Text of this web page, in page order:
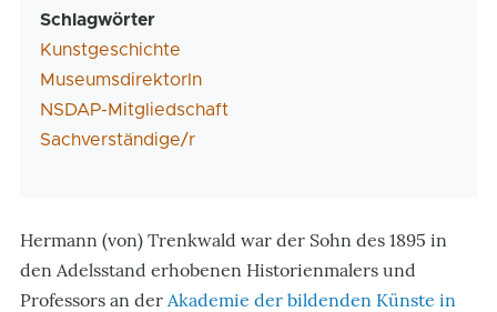
Schlagwörter
Kunstgeschichte
MuseumsdirektorIn
NSDAP-Mitgliedschaft
Sachverständige/r
Hermann (von) Trenkwald war der Sohn des 1895 in
den Adelsstand erhobenen Historienmalers und
Professors an der Akademie der bildenden Künste in